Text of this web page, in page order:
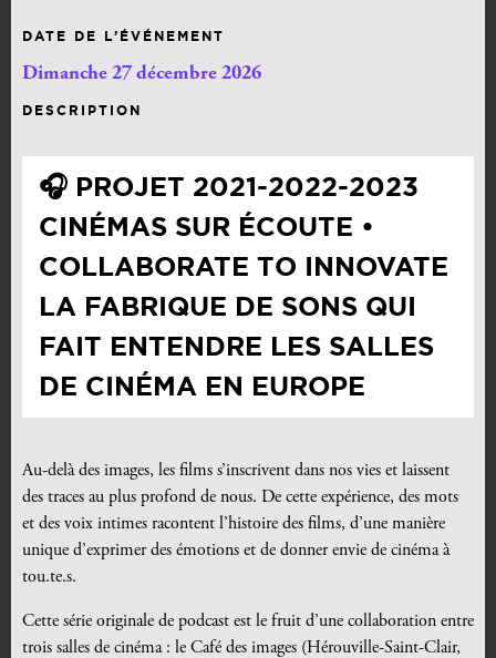
DATE DE L’ÉVÉNEMENT
Dimanche 27 décembre 2026
DESCRIPTION
🎧​ PROJET 2021-2022-2023
CINÉMAS SUR ÉCOUTE •
COLLABORATE TO INNOVATE
LA FABRIQUE DE SONS QUI
FAIT ENTENDRE LES SALLES
DE CINÉMA EN EUROPE
Au-delà des images, les films s’inscrivent dans nos vies et laissent
des traces au plus profond de nous. De cette expérience, des mots
et des voix intimes racontent l’histoire des films, d’une manière
unique d’exprimer des émotions et de donner envie de cinéma à
tou.te.s.
Cette série originale de podcast est le fruit d’une collaboration entre
trois salles de cinéma : le Café des images (Hérouville-Saint-Clair,